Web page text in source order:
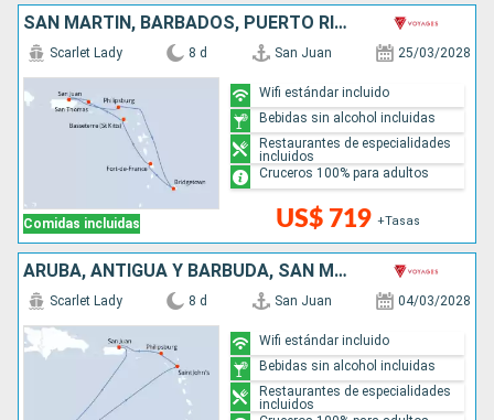
SAN MARTÍN, BARBADOS, PUERTO RICO
Comidas incluidas
Scarlet Lady 8 d San Juan 25/03/2028
US$ 719 +Tasas
Wifi estándar incluido
Bebidas sin alcohol incluidas
Restaurantes de especialidades
incluidos
Cruceros 100% para adultos
ARUBA, ANTIGUA Y BARBUDA, SAN MARTÍN, PUERTO RICO
Scarlet Lady 8 d San Juan 04/03/2028
Wifi estándar incluido
Bebidas sin alcohol incluidas
Restaurantes de especialidades
incluidos